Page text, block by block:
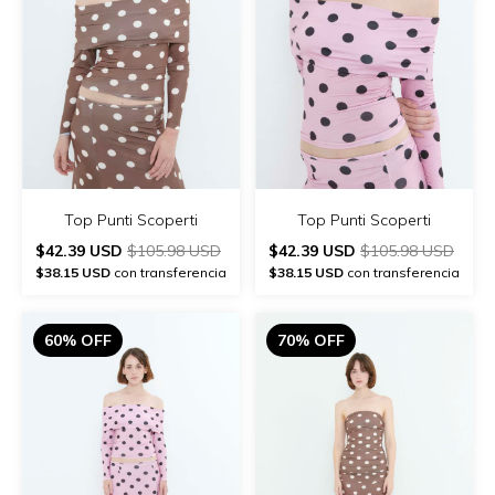
Top Punti Scoperti
$42.39 USD $105.98 USD
$38.15 USD con transferencia
Top Punti Scoperti
$42.39 USD $105.98 USD
$38.15 USD con transferencia
60% OFF 70% OFF